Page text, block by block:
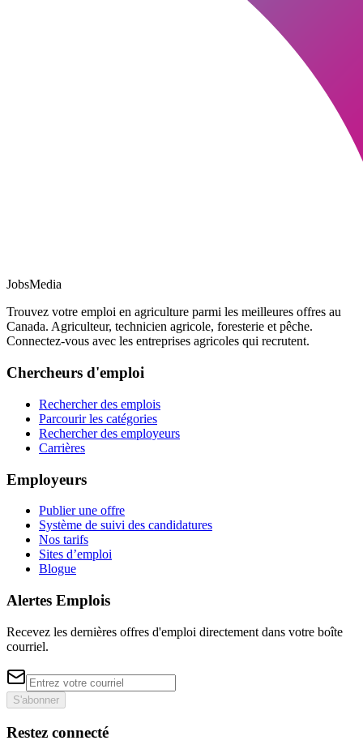
JobsMedia
Trouvez votre emploi en agriculture parmi les meilleures offres au
Canada. Agriculteur, technicien agricole, foresterie et pêche.
Connectez-vous avec les entreprises agricoles qui recrutent.
Chercheurs d'emploi
Rechercher des emplois
Parcourir les catégories
Rechercher des employeurs
Carrières
Employeurs
Publier une offre
Système de suivi des candidatures
Nos tarifs
Sites d’emploi
Blogue
Alertes Emplois
Recevez les dernières offres d'emploi directement dans votre boîte
courriel.
S'abonner
Restez connecté